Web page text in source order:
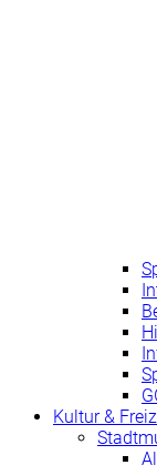
Kultur &